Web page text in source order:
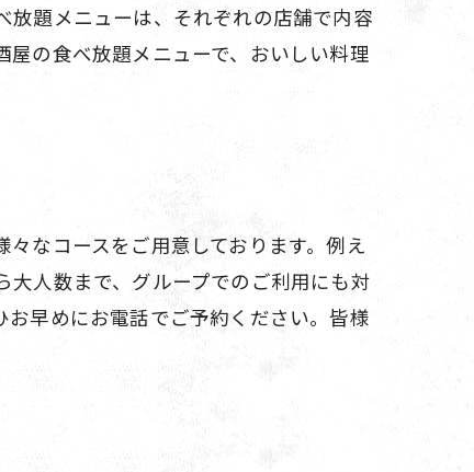
放題メニューは、それぞれの店舗で内容
の食べ放題メニューで、おいしい料理
なコースをご用意しております。例え
人数まで、グループでのご利用にも対
早めにお電話でご予約ください。皆様